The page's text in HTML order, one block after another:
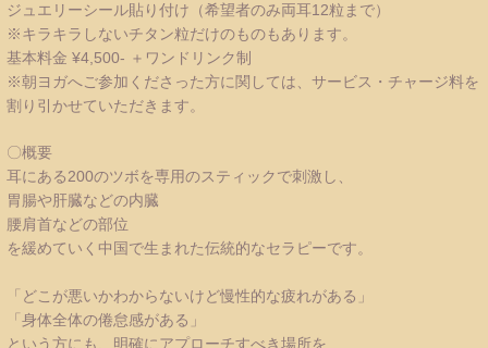
ジュエリーシール貼り付け（希望者のみ両耳12粒まで）
※キラキラしないチタン粒だけのものもあります。
基本料金 ¥4,500- ＋ワンドリンク制
※朝ヨガへご参加くださった方に関しては、サービス・チャージ料を
割り引かせていただきます。
〇概要
耳にある200のツボを専用のスティックで刺激し、
胃腸や肝臓などの内臓
腰肩首などの部位
を緩めていく中国で生まれた伝統的なセラピーです。
「どこが悪いかわからないけど慢性的な疲れがある」
「身体全体の倦怠感がある」
という方にも、明確にアプローチすべき場所を